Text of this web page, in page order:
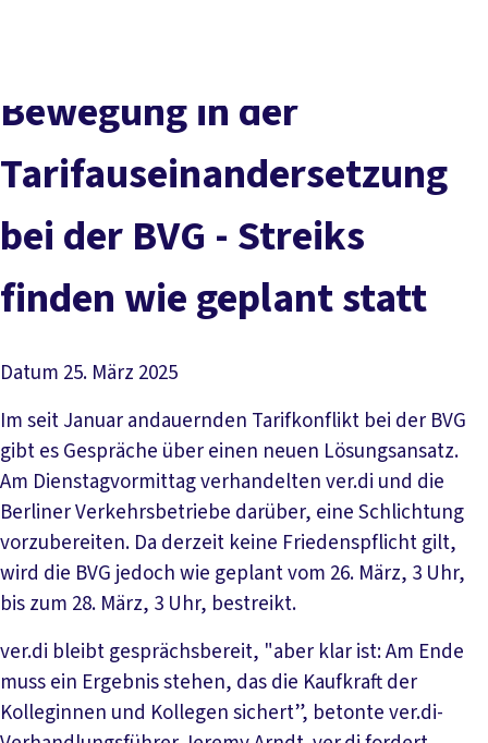
Service
Bewegung in der
Tarifauseinandersetzung
bei der BVG - Streiks
finden wie geplant statt
Datum 25. März 2025
Im seit Januar andauernden Tarifkonflikt bei der BVG
gibt es Gespräche über einen neuen Lösungsansatz.
Am Dienstagvormittag verhandelten ver.di und die
Berliner Verkehrsbetriebe darüber, eine Schlichtung
vorzubereiten. Da derzeit keine Friedenspflicht gilt,
wird die BVG jedoch wie geplant vom 26. März, 3 Uhr,
bis zum 28. März, 3 Uhr, bestreikt.
ver.di bleibt gesprächsbereit, "aber klar ist: Am Ende
muss ein Ergebnis stehen, das die Kaufkraft der
Kolleginnen und Kollegen sichert”, betonte ver.di-